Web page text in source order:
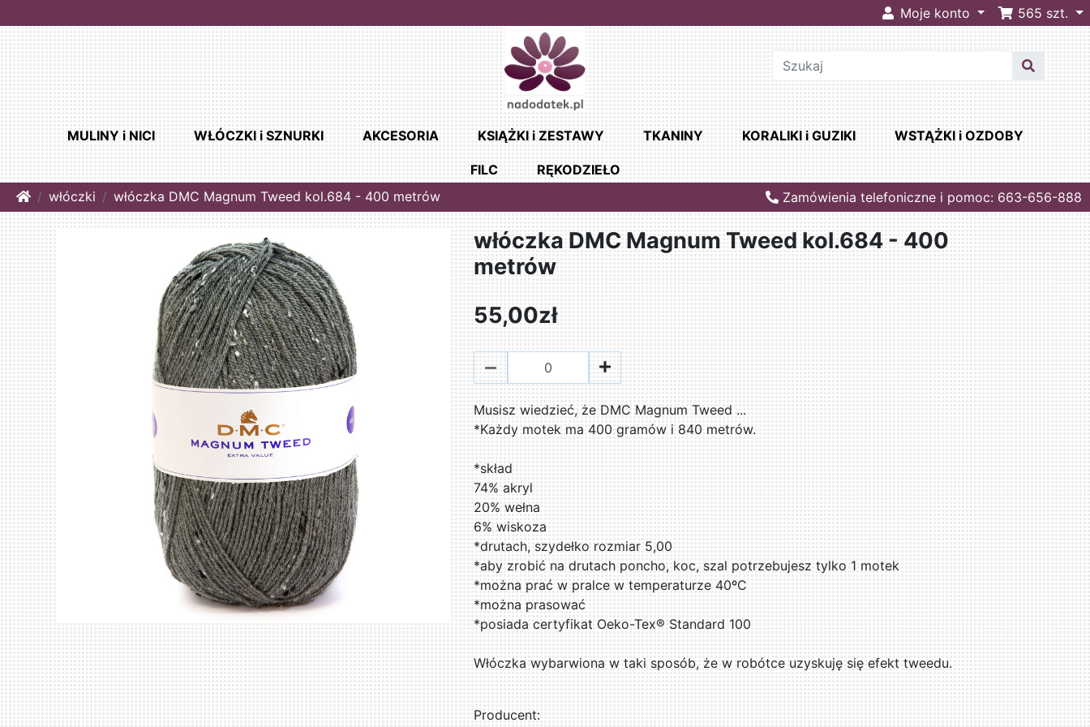
Moje konto 565 szt.
MULINY i NICI WŁÓCZKI i SZNURKI AKCESORIA KSIĄŻKI i ZESTAWY TKANINY KORALIKI i GUZIKI WSTĄŻKI i OZDOBY
FILC
RĘKODZIEŁO
Homewłóczki włóczka DMC Magnum Tweed kol.684 - 400 metrów Zamówienia telefoniczne i pomoc: 663-656-888
włóczka DMC Magnum Tweed kol.684 - 400
metrów
55,00zł
Musisz wiedzieć, że DMC Magnum Tweed ...
*Każdy motek ma 400 gramów i 840 metrów.
*skład
74% akryl
20% wełna
6% wiskoza
*drutach, szydełko rozmiar 5,00
*aby zrobić na drutach poncho, koc, szal potrzebujesz tylko 1 motek
*można prać w pralce w temperaturze 40ºC
*można prasować
*posiada certyfikat Oeko-Tex® Standard 100
Włóczka wybarwiona w taki sposób, że w robótce uzyskuję się efekt tweedu.
Producent: